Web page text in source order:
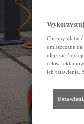
Chcemy
umieszczane
ulepszać
celów
ich ustawienia.